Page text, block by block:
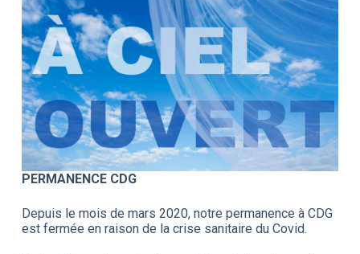
PERMANENCE CDG
Depuis le mois de mars 2020, notre permanence à CDG
est fermée en raison de la crise sanitaire du Covid.